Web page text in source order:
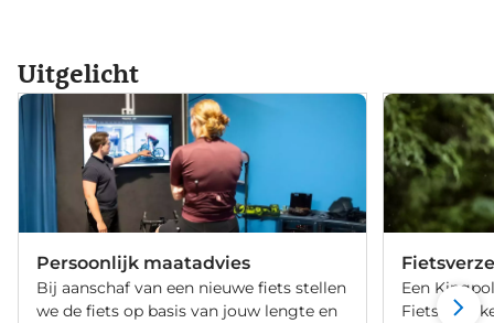
Uitgelicht
Persoonlijk maatadvies
Bij aanschaf van een nieuwe fiets stellen
we de fiets op basis van jouw lengte en
Een